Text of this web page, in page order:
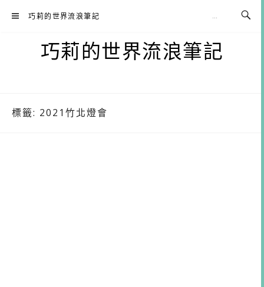
巧莉的世界流浪筆記
巧莉的世界流浪筆記
標籤: 2021竹北燈會